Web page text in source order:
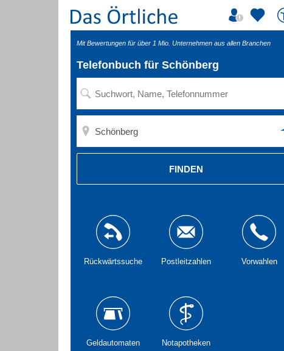
Mit Bewertungen für über 1 Mio. Unternehmen aus allen Branchen
Telefonbuch für Schönberg
FINDEN
Rückwärtssuche Postleitzahlen Vorwahlen
Geldautomaten Notapotheken